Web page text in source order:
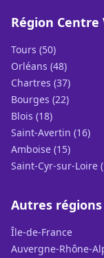
Région Centre
Tours (50)
Orléans (48)
Chartres (37)
Bourges (22)
Blois (18)
Saint-Avertin (16)
Amboise (15)
Saint-Cyr-sur-Loire
Autres régions
Île-de-France
Auvergne-Rhône-